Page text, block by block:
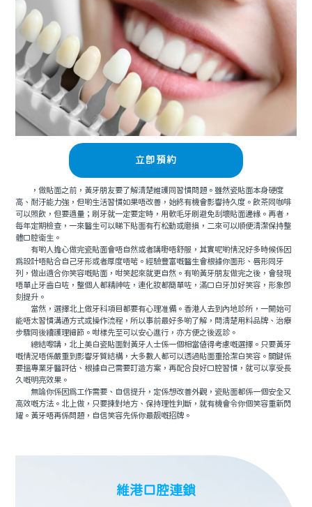
立即預約
，做貼面之前，黃牙朋友要了解清楚維護同習慣問題。雖然瓷貼面本身硬度
高、耐汙能力強，但啲生活習慣如果唔改善，始終有機會影響持久度。飲茶同咖啡
可以照飲，但要適量；刷牙就一定要定時，用軟毛牙刷避免刮壞貼面邊緣。再者，
每年定期檢查，一來醫生可以睇下貼面有冇松動或磨損，二來可以順便清潔保持整
體口腔衛生。
有啲人擔心做完瓷貼面會唔自然或者講嘢唔舒服，其實呢啲情況好多時候係因
爲設計唔貼合自己牙形或者厚度唔啱。經驗豐富嘅醫生會根據你面形、唇形同牙
列，做出適合你笑容嘅貼面，咁笑起來就更自然。有啲黃牙朋友做完之後，會發現
唔單止牙齒白咗，整個人都精神咗，連化妝都簡單咗，滿口白牙加好笑容，形象即
刻提升。
當然，選擇北上做牙科項目都要有心理准備。香港人去到內地診所，一開始可
能唔太習慣溝通方式或操作流程，所以事前最好多啲了解，問清楚用料品牌、治療
步驟同後續護理細節。咁樣先至可以安心進行，亦方便之後返診。
總結嚟講，北上美白瓷貼面對黃牙人士係一個相當值得考慮嘅選擇。只要黃牙
嘅情況唔係嚴重到影響牙質結構，大多數人都可以透過貼面重拾潔白笑容。關鍵係
要搵專業牙醫評估、根據自己需要訂造方案，再配合良好口腔習慣，就可以享受長
久嘅明亮效果。
無論你係因爲工作需要、自信提升，定係想改善外觀，瓷貼面都係一個安全又
高效嘅方法。北上做，只要揀對地方、保持理性判斷，就有機會令你個笑容重新閃
耀。黃牙唔再係問題，自信笑容先係你最靓嘅招牌。
維港口腔連鎖